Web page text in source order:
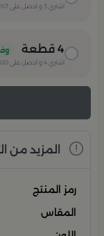
اشتري 3 و احصل على 7%
4 قطعة
اشتري 4و احصل على 10%
المزيد من
رمز المنتج
المقاس